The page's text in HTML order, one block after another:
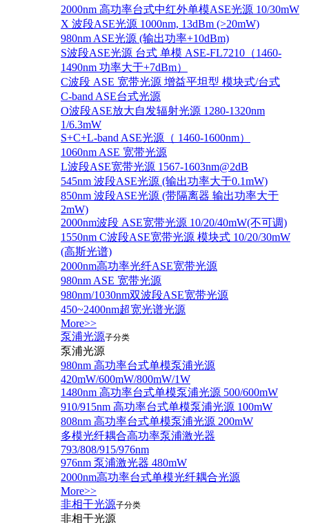
2000nm 高功率台式中红外单模ASE光源 10/30mW
X 波段ASE光源 1000nm, 13dBm (>20mW)
980nm ASE光源 (输出功率+10dBm)
S波段ASE光源 台式 单模 ASE-FL7210（1460-
1490nm 功率大于+7dBm）
C波段 ASE 宽带光源 增益平坦型 模块式/台式
C-band ASE台式光源
O波段ASE放大自发辐射光源 1280-1320nm
1/6.3mW
S+C+L-band ASE光源（ 1460-1600nm）
1060nm ASE 宽带光源
L波段ASE宽带光源 1567-1603nm@2dB
545nm 波段ASE光源 (输出功率大于0.1mW)
850nm 波段ASE光源 (带隔离器 输出功率大于
2mW)
2000nm波段 ASE宽带光源 10/20/40mW(不可调)
1550nm C波段ASE宽带光源 模块式 10/20/30mW
(高斯光谱)
2000nm高功率光纤ASE宽带光源
980nm ASE 宽带光源
980nm/1030nm双波段ASE宽带光源
450~2400nm超宽光谱光源
More>>
泵浦光源子分类
泵浦光源
980nm 高功率台式单模泵浦光源
420mW/600mW/800mW/1W
1480nm 高功率台式单模泵浦光源 500/600mW
910/915nm 高功率台式单模泵浦光源 100mW
808nm 高功率台式单模泵浦光源 200mW
多模光纤耦合高功率泵浦激光器
793/808/915/976nm
976nm 泵浦激光器 480mW
2000nm高功率台式单模光纤耦合光源
More>>
非相干光源子分类
非相干光源